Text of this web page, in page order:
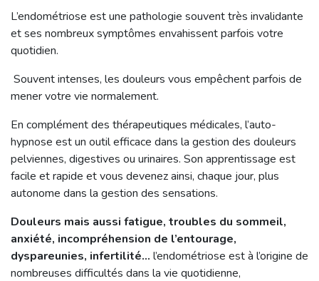
L’endométriose est une pathologie souvent très invalidante
et ses nombreux symptômes envahissent parfois votre
quotidien.
Souvent intenses, les douleurs vous empêchent parfois de
mener votre vie normalement.
En complément des thérapeutiques médicales, l’auto-
hypnose est un outil efficace dans la gestion des douleurs
pelviennes, digestives ou urinaires. Son apprentissage est
facile et rapide et vous devenez ainsi, chaque jour, plus
autonome dans la gestion des sensations.
Douleurs mais aussi fatigue, troubles du sommeil,
anxiété, incompréhension de l’entourage,
dyspareunies, infertilité… l’endométriose est à l’origine de
nombreuses difficultés dans la vie quotidienne,